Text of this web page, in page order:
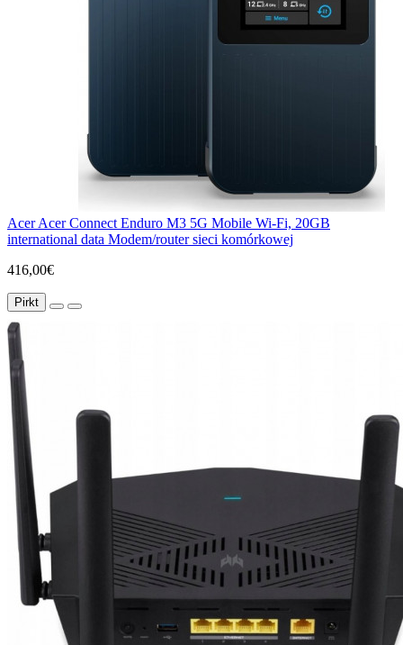
Acer Acer Connect Enduro M3 5G Mobile Wi-Fi, 20GB
international data Modem/router sieci komórkowej
416,00€
Pirkt